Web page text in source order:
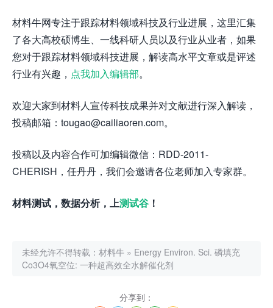
材料牛网专注于跟踪材料领域科技及行业进展，这里汇集
了各大高校硕博生、一线科研人员以及行业从业者，如果
您对于跟踪材料领域科技进展，解读高水平文章或是评述
行业有兴趣， 点我加入编辑部。
欢迎大家到材料人宣传科技成果并对文献进行深入解读，
投稿邮箱：tougao@cailiaoren.com。
投稿以及内容合作可加编辑微信：RDD-2011-
CHERISH，任丹丹，我们会邀请各位老师加入专家群。
材料测试，数据分析，上测试谷 ！
未经允许不得转载： 材料牛 » Energy Environ. Sci. 磷填充
Co3O4氧空位: 一种超高效全水解催化剂
分享到：